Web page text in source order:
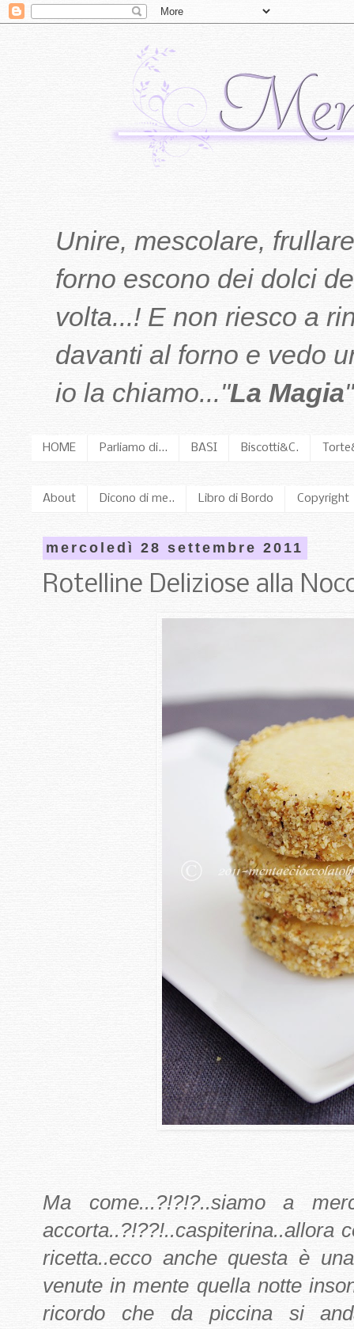
Unire, mescolare,
forno escono dei dolci
volta...! E non riesco a
davanti al forno e vedo
io la chiamo..."La Magia
HOME Parliamo di... BASI Biscotti&C.
About Dicono di me.. Libro di Bordo Copyright
mercoledì 28 settembre 2011
Rotelline Deliziose alla
Ma come...?!?!?..siamo a
accorta..?!??!..caspiterina..allora
ricetta..ecco anche questa è
venute in mente quella notte
ricordo che da piccina si